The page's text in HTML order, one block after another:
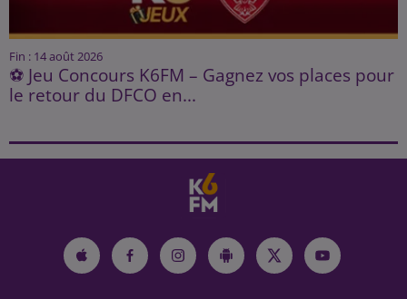
Fin : 14 août 2026
⚽ Jeu Concours K6FM – Gagnez vos places pour
le retour du DFCO en...